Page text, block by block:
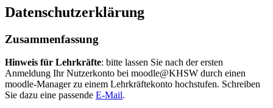
Datenschutzerklärung
Zusammenfassung
Hinweis für Lehrkräfte: bitte lassen Sie nach der ersten
Anmeldung Ihr Nutzerkonto bei moodle@KHSW durch einen
moodle-Manager zu einem Lehrkräftekonto hochstufen. Schreiben
Sie dazu eine passende E-Mail.